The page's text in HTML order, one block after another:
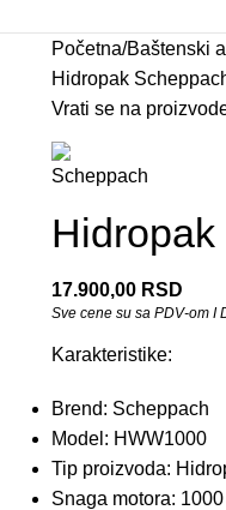
Početna Baštenski
Hidropak
Vrati se na
17.900,00 RSD
Sve cene su sa PDV-om I
Karakteristike:
Brend: Scheppach
Model: HWW1000
Tip proizvoda:
Snaga motora: